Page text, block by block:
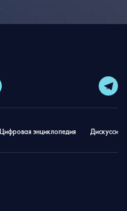
Цифровая энциклопедия